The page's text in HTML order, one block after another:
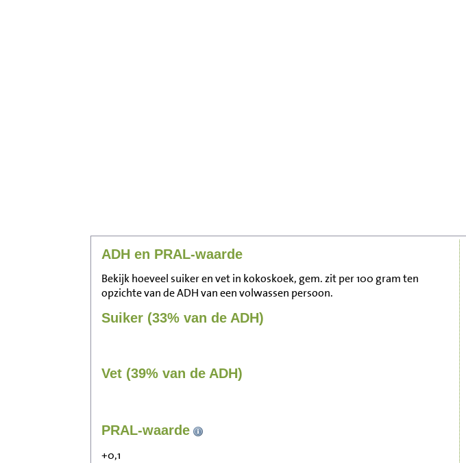
ADH en PRAL-waarde
Bekijk hoeveel suiker en vet in kokoskoek, gem. zit per 100 gram ten
opzichte van de ADH van een volwassen persoon.
Suiker (33% van de ADH)
Vet (39% van de ADH)
PRAL-waarde
+0,1